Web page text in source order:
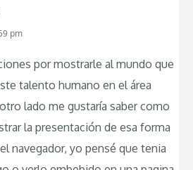
pm
por mostrarle al mundo que
talento humano en el área
lado me gustaría saber como
la presentación de esa forma
navegador, yo pensé que tenia